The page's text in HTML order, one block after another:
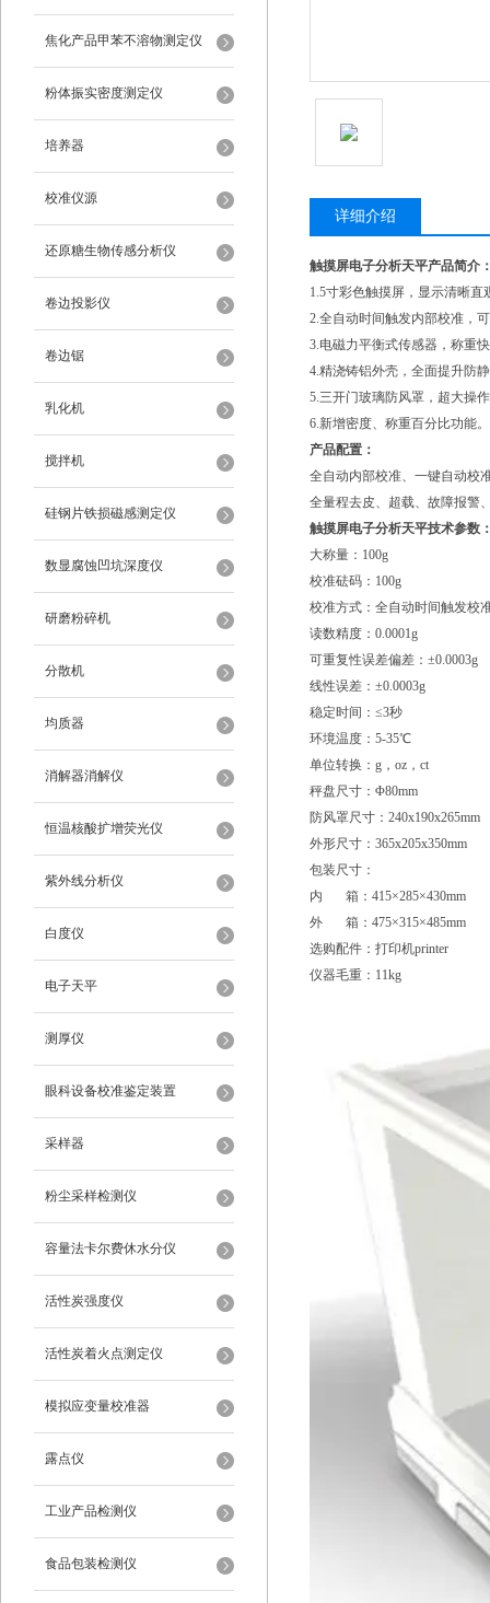
焦化产品甲苯不溶物测定仪
粉体振实密度测定仪
培养器
校准仪源
还原糖生物传感分析仪
卷边投影仪
卷边锯
乳化机
搅拌机
硅钢片铁损磁感测定仪
数显腐蚀凹坑深度仪
研磨粉碎机
分散机
均质器
消解器消解仪
恒温核酸扩增荧光仪
紫外线分析仪
白度仪
电子天平
测厚仪
眼科设备校准鉴定装置
采样器
粉尘采样检测仪
容量法卡尔费休水分仪
活性炭强度仪
活性炭着火点测定仪
模拟应变量校准器
露点仪
工业产品检测仪
食品包装检测仪
详细介绍
触摸屏电子分析天平产品简介
1.5寸彩色触摸屏，显示清晰
2.全自动时间触发内部校准，
3.电磁力平衡式传感器，称重
4.精浇铸铝外壳，全面提升防
5.三开门玻璃防风罩，超大操
6.新增密度、称重百分比功能。
产品配置：
全自动内部校准、一键自动校
全量程去皮、超载、故障报警
触摸屏电子分析天平技术参数
大称量：100g
校准砝码：100g
校准方式：全自动时间触发校
读数精度：0.0001g
可重复性误差偏差：±0.0003g
线性误差：±0.0003g
稳定时间：≤3秒
环境温度：5-35℃
单位转换：g，oz，ct
秤盘尺寸：Φ80mm
防风罩尺寸：240x190x265mm
外形尺寸：365x205x350mm
包装尺寸：
内 箱：415×285×430mm
外 箱：475×315×485mm
选购配件：打印机printer
仪器毛重：11kg